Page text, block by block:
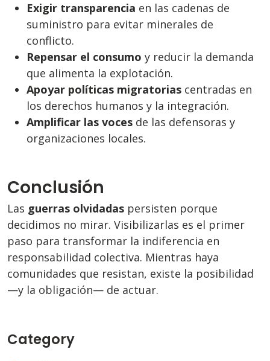
Exigir transparencia en las cadenas de
suministro para evitar minerales de
conflicto.
Repensar el consumo y reducir la demanda
que alimenta la explotación.
Apoyar políticas migratorias centradas en
los derechos humanos y la integración.
Amplificar las voces de las defensoras y
organizaciones locales.
Conclusión
Las guerras olvidadas persisten porque
decidimos no mirar. Visibilizarlas es el primer
paso para transformar la indiferencia en
responsabilidad colectiva. Mientras haya
comunidades que resistan, existe la posibilidad
—y la obligación— de actuar.
Category